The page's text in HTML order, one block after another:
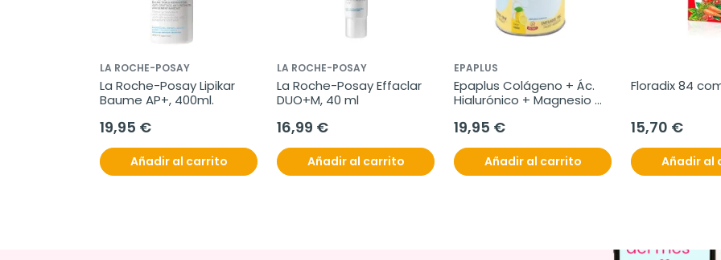
LA ROCHE-POSAY
La Roche-Posay Lipikar
Baume AP+, 400ml.
19,95 €
Añadir al carrito
LA ROCHE-POSAY
La Roche-Posay Effaclar
DUO+M, 40 ml
16,99 €
Añadir al carrito
EPAPLUS
Epaplus Colágeno + Ác.
Hialurónico + Magnesio
19,95 €
Añadir al carrito
Floradix 84
15,70 €
Añadir al